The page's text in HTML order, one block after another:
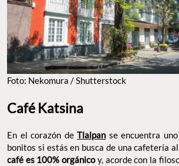
Foto: Nekomura / Shutterstock
Café Katsina
En el corazón deTlalpan se encuentra
bonitos si estás en busca de una cafetería
café es 100% orgánicoy, acorde con la